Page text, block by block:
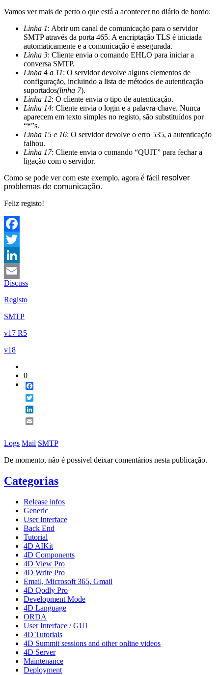
Vamos ver mais de perto o que está a acontecer no diário de bordo:
Linha 1: Abrir um canal de comunicação para o servidor
SMTP através da porta 465. A encriptação TLS é iniciada
automaticamente e a comunicação é assegurada.
Linha 3: Cliente envia o comando EHLO para iniciar a
conversa SMTP.
Linha 4 a 11: O servidor devolve alguns elementos de
configuração, incluindo a lista de métodos de autenticação
suportados(linha 7).
Linha 12: O cliente envia o tipo de autenticação.
Linha 14: Cliente envia o login e a palavra-chave. Nunca
aparecem em texto simples no registo, são substituídos por
“*”s.
Linha 15 e 16: O servidor devolve o erro 535, a autenticação
falhou.
Linha 17: Cliente envia o comando “QUIT” para fechar a
ligação com o servidor.
Como se pode ver com este exemplo, agora é fácil resolver
problemas de comunicação.
Feliz registo!
Facebook
Twitter
LinkedIn
Email
Discuss
Registo
SMTP
v17 R5
v18
0
Logs Mail SMTP
De momento, não é possível deixar comentários nesta publicação.
Categorias
Release infos
Generic
User Interface
Back End
Tutorial
4D AIKit
4D Components
4D View Pro
4D Write Pro
Email, Microsoft 365, Gmail
4D Qodly Pro
Development Mode
4D Language
ORDA
User Interface / GUI
4D Tutorials
4D Summit sessions and other online videos
4D Server
Maintenance
Deployment